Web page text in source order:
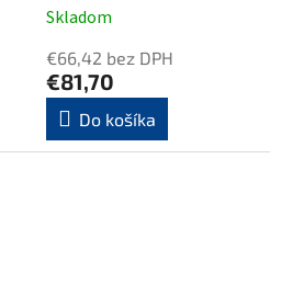
1200mm, zátka 72mm,
Skladom
€66,42 bez DPH
€81,70
Do košíka